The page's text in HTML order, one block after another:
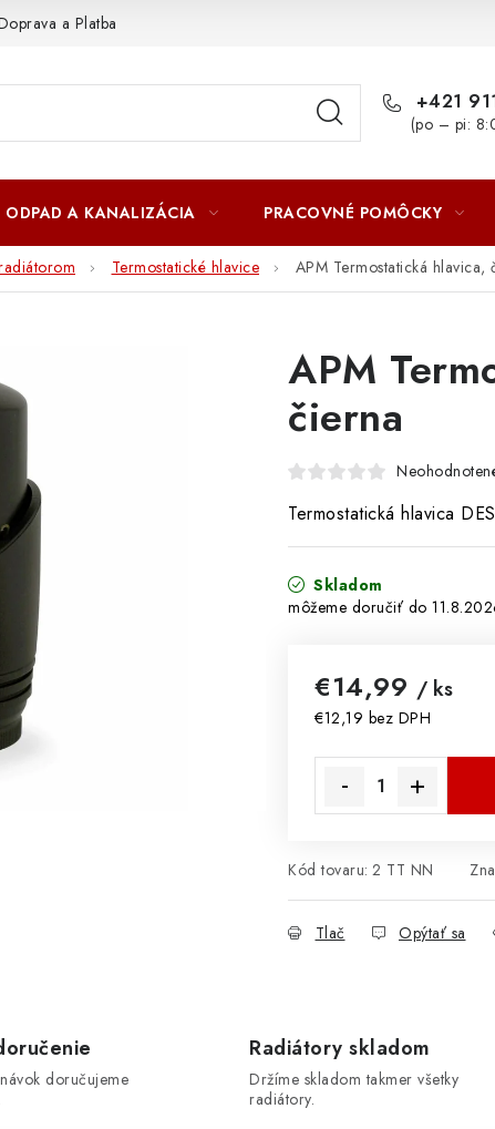
a Platba
+421
(po – pi:
ODPAD A KANALIZÁCIA PRACOVNÉ POMÔCKY
Termostatické hlavice APM Termostatická hlavica,
APM
čierna
Termostatická hlavica
Skladom
€14,99 / ks
€12,19 bez DPH
Kód tovaru: 2 TT NN
Tlač Opýtať sa
doručujeme
Radiátory skladom
Držíme skladom takmer všetky
radiátory.